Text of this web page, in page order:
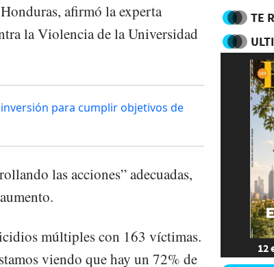
afirmó la experta
la Violencia de la Universidad
para cumplir objetivos de
las acciones” adecuadas,
múltiples con 163 víctimas.
viendo que hay un 72% de
TE
12